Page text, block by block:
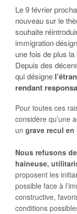
Le 9 février
nouveau sur le
souhaite
immigration
une fois de plus la
Depuis des
qui désigne
rendant
Pour toutes ces
considère qu’une
un grave recul
Nous refusons
haineuse,
proposent les
possible face à
constructive,
conditions